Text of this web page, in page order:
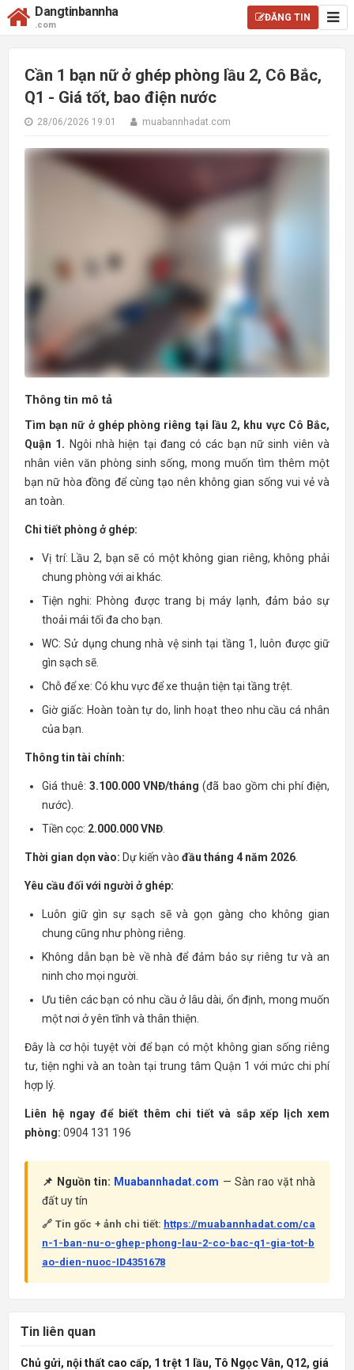
Dangtinbannha
.com
ĐĂNG TIN
Cần 1 bạn nữ ở ghép phòng lầu 2, Cô Bắc,
Q1 - Giá tốt, bao điện nước
28/06/2026 19:01 muabannhadat.com
Thông tin mô tả
Tìm bạn nữ ở ghép phòng riêng tại lầu 2, khu vực Cô Bắc,
Quận 1. Ngôi nhà hiện tại đang có các bạn nữ sinh viên và
nhân viên văn phòng sinh sống, mong muốn tìm thêm một
bạn nữ hòa đồng để cùng tạo nên không gian sống vui vẻ và
an toàn.
Chi tiết phòng ở ghép:
Vị trí: Lầu 2, bạn sẽ có một không gian riêng, không phải
chung phòng với ai khác.
Tiện nghi: Phòng được trang bị máy lạnh, đảm bảo sự
thoải mái tối đa cho bạn.
WC: Sử dụng chung nhà vệ sinh tại tầng 1, luôn được giữ
gìn sạch sẽ.
Chỗ để xe: Có khu vực để xe thuận tiện tại tầng trệt.
Giờ giấc: Hoàn toàn tự do, linh hoạt theo nhu cầu cá nhân
của bạn.
Thông tin tài chính:
Giá thuê:3.100.000 VNĐ/tháng (đã bao gồm chi phí điện,
nước).
Tiền cọc: 2.000.000 VNĐ
Thời gian dọn vào: Dự kiến vào đầu tháng 4 năm 2026
Yêu cầu đối với người ở ghép:
Luôn giữ gìn sự sạch sẽ và gọn gàng cho không gian
chung cũng như phòng riêng.
Không dẫn bạn bè về nhà để đảm bảo sự riêng tư và an
ninh cho mọi người.
Ưu tiên các bạn có nhu cầu ở lâu dài, ổn định, mong muốn
một nơi ở yên tĩnh và thân thiện.
Đây là cơ hội tuyệt vời để bạn có một không gian sống riêng
tư, tiện nghi và an toàn tại trung tâm Quận 1 với mức chi phí
hợp lý.
Liên hệ ngay để biết thêm chi tiết và sắp xếp lịch xem
phòng: 0904 131 196
📌 Nguồn tin: Muabannhadat.com — Sàn rao vặt nhà
đất uy tín
🔗 Tin gốc + ảnh chi tiết: https://muabannhadat.com/ca
n-1-ban-nu-o-ghep-phong-lau-2-co-bac-q1-gia-tot-b
ao-dien-nuoc-ID4351678
Tin liên quan
Chủ gửi, nội thất cao cấp, 1 trệt 1 lầu, Tô Ngọc Vân, Q12, giá